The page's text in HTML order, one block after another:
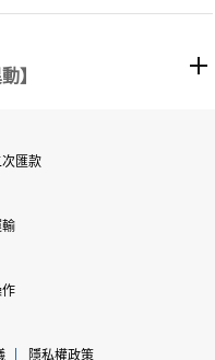
】
匯款
隱私權政策